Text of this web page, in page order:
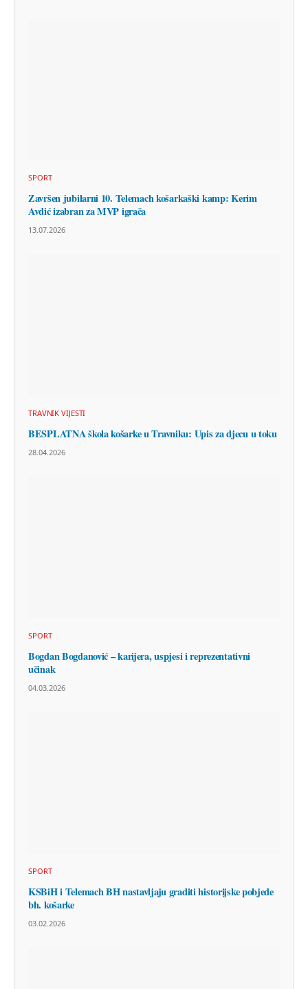
SPORT
Završen jubilarni 10. Telemach košarkaški kamp: Kerim
Avdić izabran za MVP igrača
13.07.2026
TRAVNIK VIJESTI
BESPLATNA škola košarke u Travniku: Upis za djecu u toku
28.04.2026
SPORT
Bogdan Bogdanović – karijera, uspjesi i reprezentativni
učinak
04.03.2026
SPORT
KSBiH i Telemach BH nastavljaju graditi historijske pobjede
bh. košarke
03.02.2026